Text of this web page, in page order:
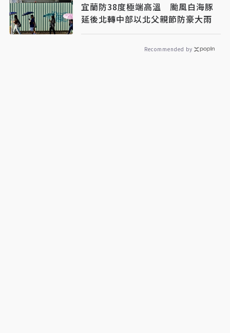
宜蘭防38度極端高溫 颱風白海豚
延後北轉中部以北父親節防豪大雨
Recommended by